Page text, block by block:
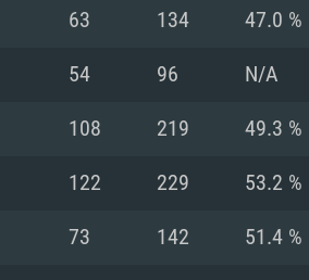
Recommandée
Recommandée
ne sont pas
Recommandée
63 134 47.0 %
54 96 N/A
108 219 49.3 %
122 229 53.2 %
73 142 51.4 %